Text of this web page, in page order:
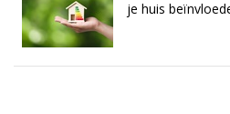
je huis